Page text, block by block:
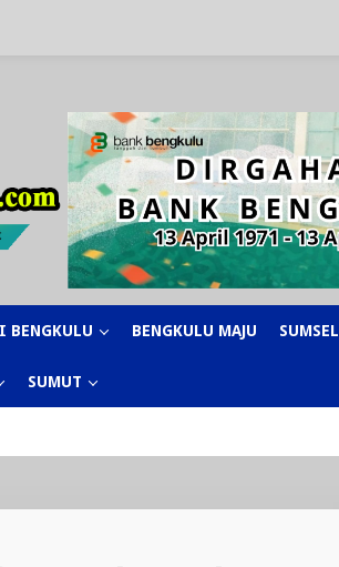
BENGKULU BENGKULU MAJU SUMSEL
SUMUT